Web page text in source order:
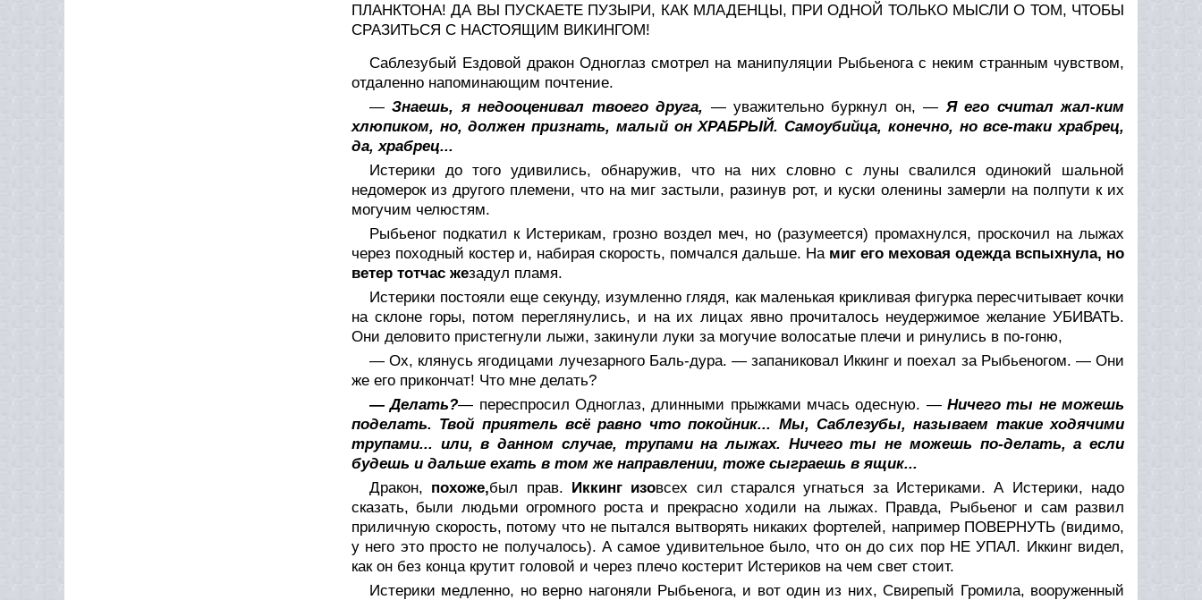
ПЛАНКТОНА! ДА ВЫ ПУСКАЕТЕ ПУЗЫРИ, КАК МЛАДЕНЦЫ, ПРИ ОДНОЙ ТОЛЬКО МЫСЛИ О ТОМ, ЧТОБЫ
СРАЗИТЬСЯ С НАСТОЯЩИМ ВИКИНГОМ!
Саблезубый Ездовой дракон Одноглаз смотрел на манипуляции Рыбьенога с неким странным чувством,
отдаленно напоминающим почтение.
—Знаешь, я недооценивал твоего друга, — уважительно буркнул он, — Я его считал жал-ким
хлюпиком, но, должен признать, малый он ХРАБРЫЙ. Самоубийца, конечно, но все-таки храбрец,
да, храбрец...
Истерики до того удивились, обнаружив, что на них словно с луны свалился одинокий шальной
недомерок из другого племени, что на миг застыли, разинув рот, и куски оленины замерли на полпути к их
могучим челюстям.
Рыбьеног подкатил к Истерикам, грозно воздел меч, но (разумеется) промахнулся, проскочил на лыжах
через походный костер и, набирая скорость, помчался дальше. На миг его меховая одежда вспыхнула, но
ветер тотчас жезадул пламя.
Истерики постояли еще секунду, изумленно глядя, как маленькая крикливая фигурка пересчитывает кочки
на склоне горы, потом переглянулись, и на их лицах явно прочиталось неудержимое желание УБИВАТЬ.
Они деловито пристегнули лыжи, закинули луки за могучие волосатые плечи и ринулись в по-гоню,
— Ох, клянусь ягодицами лучезарного Баль-дура. — запаниковал Иккинг и поехал за Рыбьеногом. — Они
же его прикончат! Что мне делать?
—Делать?— переспросил Одноглаз, длинными прыжками мчась одесную. —Ничего ты не можешь
поделать. Твой приятель всё равно что покойник... Мы, Саблезубы, называем такие ходячими
трупами... или, в данном случае, трупами на лыжах. Ничего ты не можешь по-делать, а если
будешь и дальше ехать в том же направлении, тоже сыграешь в ящик...
Дракон, похоже,был прав. Иккинг изовсех сил старался угнаться за Истериками. А Истерики, надо
сказать, были людьми огромного роста и прекрасно ходили на лыжах. Правда, Рыбьеног и сам развил
приличную скорость, потому что не пытался вытворять никаких фортелей, например ПОВЕРНУТЬ (видимо,
у него это просто не получалось). А самое удивительное было, что он до сих пор НЕ УПАЛ. Иккинг видел,
как он без конца крутит головой и через плечо костерит Истериков на чем свет стоит.
Истерики медленно, но верно нагоняли Рыбьенога, и вот один из них, Свирепый Громила, вооруженный